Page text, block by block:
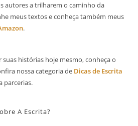
autores a trilharem o caminho da
meus textos e conheça também meus
.
histórias hoje mesmo, conheça o
nossa categoria de Dicas de Escrita
parcerias.
A Escrita?